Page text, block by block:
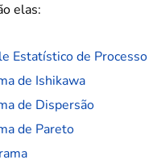
elas:
Estatístico de Processo
de Ishikawa
de Dispersão
de Pareto